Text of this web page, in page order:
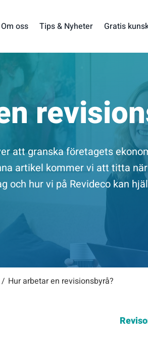
Om oss Tips & Nyheter Gratis
att granska företagets
artikel kommer vi att titta
och hur vi på Revideco kan
Hur arbetar en revisionsbyrå?